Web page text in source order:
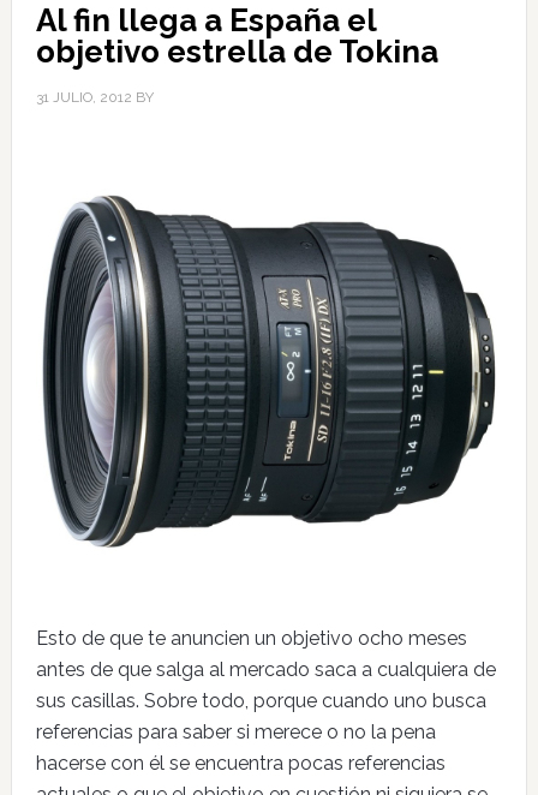
Al fin llega a España el
objetivo estrella de Tokina
31 JULIO, 2012 BY
Esto de que te anuncien un objetivo ocho meses
antes de que salga al mercado saca a cualquiera de
sus casillas. Sobre todo, porque cuando uno busca
referencias para saber si merece o no la pena
hacerse con él se encuentra pocas referencias